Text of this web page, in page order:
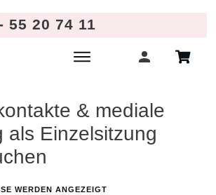
55 20 74 11
& mediale
als Einzelsitzung
WERDEN ANGEZEIGT